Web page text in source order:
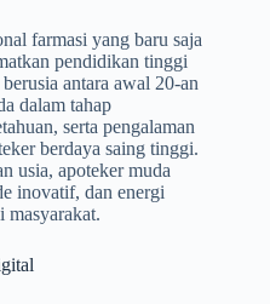
farmasi yang baru saja
pendidikan tinggi
antara awal 20-an
dalam tahap
serta pengalaman
berdaya saing tinggi.
usia, apoteker muda
inovatif, dan energi
masyarakat.